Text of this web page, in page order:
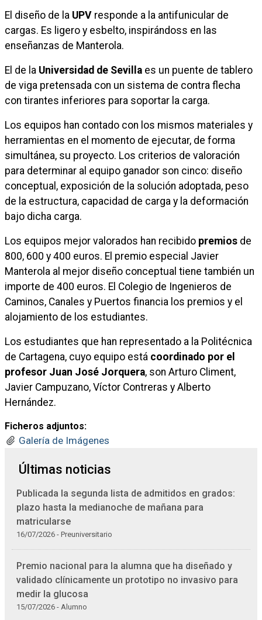
El diseño de la UPV responde a la antifunicular de
cargas. Es ligero y esbelto, inspirándoss en las
enseñanzas de Manterola.
El de la Universidad de Sevilla es un puente de tablero
de viga pretensada con un sistema de contra flecha
con tirantes inferiores para soportar la carga.
Los equipos han contado con los mismos materiales y
herramientas en el momento de ejecutar, de forma
simultánea, su proyecto. Los criterios de valoración
para determinar al equipo ganador son cinco: diseño
conceptual, exposición de la solución adoptada, peso
de la estructura, capacidad de carga y la deformación
bajo dicha carga.
Los equipos mejor valorados han recibido premios de
800, 600 y 400 euros. El premio especial Javier
Manterola al mejor diseño conceptual tiene también un
importe de 400 euros. El Colegio de Ingenieros de
Caminos, Canales y Puertos financia los premios y el
alojamiento de los estudiantes.
Los estudiantes que han representado a la Politécnica
de Cartagena, cuyo equipo está coordinado por el
profesor Juan José Jorquera, son Arturo Climent,
Javier Campuzano, Víctor Contreras y Alberto
Hernández.
Ficheros adjuntos:
Galería de Imágenes
Últimas noticias
Publicada la segunda lista de admitidos en grados:
plazo hasta la medianoche de mañana para
matricularse
16/07/2026 - Preuniversitario
Premio nacional para la alumna que ha diseñado y
validado clínicamente un prototipo no invasivo para
medir la glucosa
15/07/2026 - Alumno